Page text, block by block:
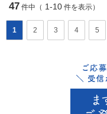
47 件中（ 1-10 件を表示）
1 2 3 4 5